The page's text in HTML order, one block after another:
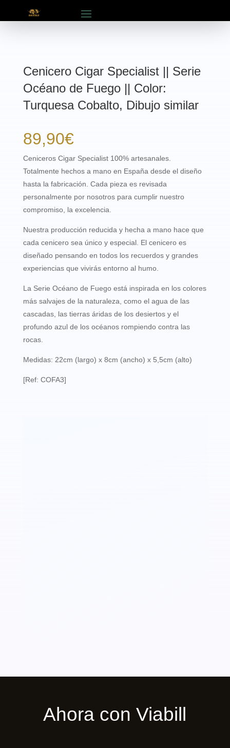
Cenicero Cigar Specialist || Serie
Océano de Fuego || Color:
Turquesa Cobalto, Dibujo similar
89,90€
Ceniceros Cigar Specialist 100% artesanales.
Totalmente hechos a mano en España desde el diseño
hasta la fabricación. Cada pieza es revisada
personalmente por nosotros para cumplir nuestro
compromiso, la excelencia.
Nuestra producción reducida y hecha a mano hace que
cada cenicero sea único y especial. El cenicero es
diseñado pensando en todos los recuerdos y grandes
experiencias que vivirás entorno al humo.
La Serie Océano de Fuego está inspirada en los colores
más salvajes de la naturaleza, como el agua de las
cascadas, las tierras áridas de los desiertos y el
profundo azul de los océanos rompiendo contra las
rocas.
Medidas: 22cm (largo) x 8cm (ancho) x 5,5cm (alto)
[Ref: COFA3]
Ahora con Viabill